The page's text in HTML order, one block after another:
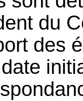
du
des